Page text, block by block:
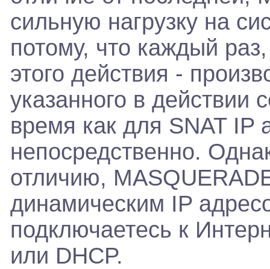
сильную нагрузку на
потому, что каждый
этого действия -
указанного в действии
время как для SNAT IP
непосредственно.
отличию,
динамическим IP
подключаетесь к
или DHCP.